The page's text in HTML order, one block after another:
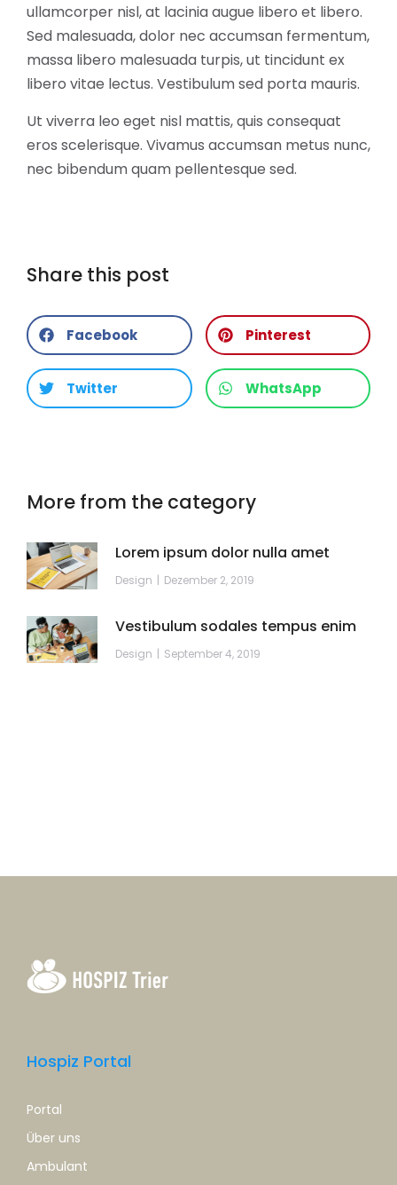
ullamcorper nisl, at lacinia augue libero et libero.
Sed malesuada, dolor nec accumsan fermentum,
massa libero malesuada turpis, ut tincidunt ex
libero vitae lectus. Vestibulum sed porta mauris.
Ut viverra leo eget nisl mattis, quis consequat
eros scelerisque. Vivamus accumsan metus nunc,
nec bibendum quam pellentesque sed.
Share this post
Facebook Pinterest
Twitter WhatsApp
More from the category
Lorem ipsum dolor nulla amet
Design Dezember 2, 2019
Vestibulum sodales tempus enim
Design September 4, 2019
Hospiz Portal
Portal
Über uns
Ambulant